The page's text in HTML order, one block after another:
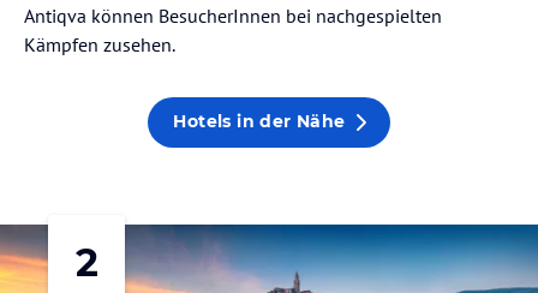
Antiqva können BesucherInnen bei nachgespielten
Kämpfen zusehen.
Hotels in der Nähe
2